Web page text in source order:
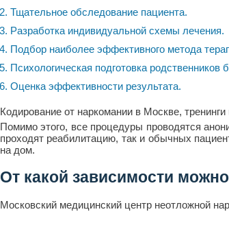
Тщательное обследование пациента.
Разработка индивидуальной схемы лечения.
Подбор наиболее эффективного метода
Психологическая подготовка родственников
Оценка эффективности результата.
Кодирование от наркомании в Москве,
Помимо этого, все процедуры проводятся
проходят реабилитацию, так и обычных
на дом.
От какой зависимости
Московский медицинский центр неотложной